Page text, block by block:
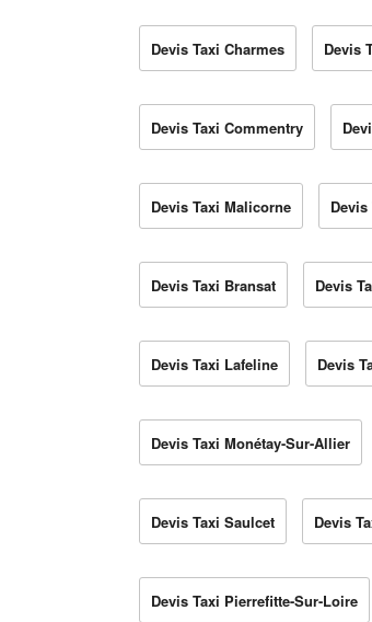
Devis Taxi Charmes Devis
Devis Taxi Commentry
Devis Taxi Malicorne
Devis Taxi Bransat Devis
Devis Taxi Lafeline Devis
Devis Taxi Monétay-Sur-Allier
Devis Taxi Saulcet Devis
Devis Taxi Pierrefitte-Sur-Loire